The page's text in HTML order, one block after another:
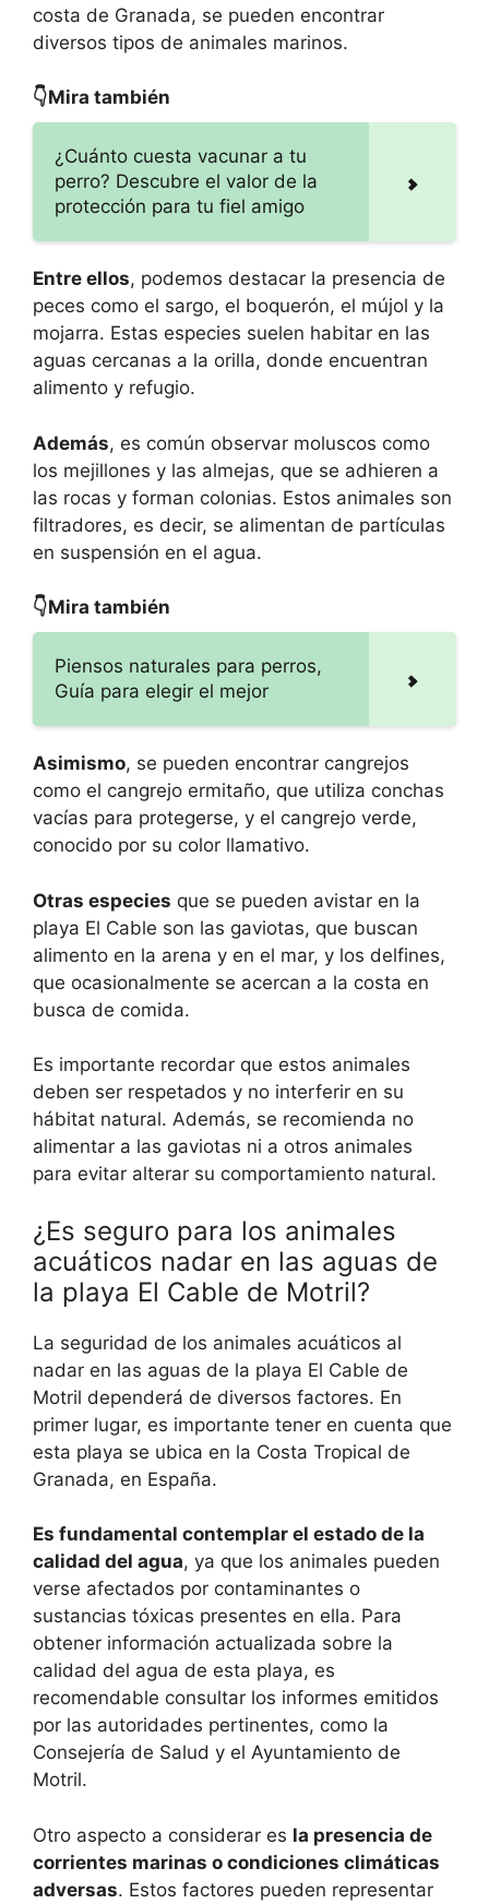
costa de Granada, se pueden encontrar
diversos tipos de animales marinos.
👇Mira también
¿Cuánto cuesta vacunar a tu
perro? Descubre el valor de la
protección para tu fiel amigo
Entre ellos, podemos destacar la presencia de
peces como el sargo, el boquerón, el mújol y la
mojarra. Estas especies suelen habitar en las
aguas cercanas a la orilla, donde encuentran
alimento y refugio.
Además, es común observar moluscos como
los mejillones y las almejas, que se adhieren a
las rocas y forman colonias. Estos animales son
filtradores, es decir, se alimentan de partículas
en suspensión en el agua.
👇Mira también
Piensos naturales para perros,
Guía para elegir el mejor
Asimismo, se pueden encontrar cangrejos
como el cangrejo ermitaño, que utiliza conchas
vacías para protegerse, y el cangrejo verde,
conocido por su color llamativo.
Otras especies que se pueden avistar en la
playa El Cable son las gaviotas, que buscan
alimento en la arena y en el mar, y los delfines,
que ocasionalmente se acercan a la costa en
busca de comida.
Es importante recordar que estos animales
deben ser respetados y no interferir en su
hábitat natural. Además, se recomienda no
alimentar a las gaviotas ni a otros animales
para evitar alterar su comportamiento natural.
¿Es seguro para los animales
acuáticos nadar en las aguas de
la playa El Cable de Motril?
La seguridad de los animales acuáticos al
nadar en las aguas de la playa El Cable de
Motril dependerá de diversos factores. En
primer lugar, es importante tener en cuenta que
esta playa se ubica en la Costa Tropical de
Granada, en España.
Es fundamental contemplar el estado de la
calidad del agua, ya que los animales pueden
verse afectados por contaminantes o
sustancias tóxicas presentes en ella. Para
obtener información actualizada sobre la
calidad del agua de esta playa, es
recomendable consultar los informes emitidos
por las autoridades pertinentes, como la
Consejería de Salud y el Ayuntamiento de
Motril.
Otro aspecto a considerar es la presencia de
corrientes marinas o condiciones climáticas
adversas. Estos factores pueden representar